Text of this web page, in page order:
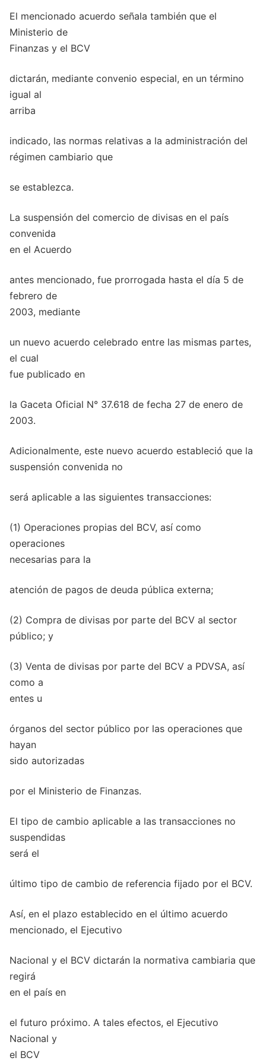
El mencionado acuerdo señala también que el
Ministerio de
Finanzas y el BCV
dictarán, mediante convenio especial, en un término
igual al
arriba
indicado, las normas relativas a la administración del
régimen cambiario que
se establezca.
La suspensión del comercio de divisas en el país
convenida
en el Acuerdo
antes mencionado, fue prorrogada hasta el día 5 de
febrero de
2003, mediante
un nuevo acuerdo celebrado entre las mismas partes,
el cual
fue publicado en
la Gaceta Oficial N° 37.618 de fecha 27 de enero de
2003.
Adicionalmente, este nuevo acuerdo estableció que la
suspensión convenida no
será aplicable a las siguientes transacciones:
(1) Operaciones propias del BCV, así como
operaciones
necesarias para la
atención de pagos de deuda pública externa;
(2) Compra de divisas por parte del BCV al sector
público; y
(3) Venta de divisas por parte del BCV a PDVSA, así
como a
entes u
órganos del sector público por las operaciones que
hayan
sido autorizadas
por el Ministerio de Finanzas.
El tipo de cambio aplicable a las transacciones no
suspendidas
será el
último tipo de cambio de referencia fijado por el BCV.
Así, en el plazo establecido en el último acuerdo
mencionado, el Ejecutivo
Nacional y el BCV dictarán la normativa cambiaria que
regirá
en el país en
el futuro próximo. A tales efectos, el Ejecutivo
Nacional y
el BCV